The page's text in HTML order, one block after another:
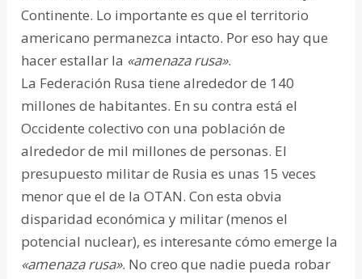
Continente. Lo importante es que el territorio
americano permanezca intacto. Por eso hay que
hacer estallar la «amenaza rusa».
La Federación Rusa tiene alrededor de 140
millones de habitantes. En su contra está el
Occidente colectivo con una población de
alrededor de mil millones de personas. El
presupuesto militar de Rusia es unas 15 veces
menor que el de la OTAN. Con esta obvia
disparidad económica y militar (menos el
potencial nuclear), es interesante cómo emerge la
«amenaza rusa». No creo que nadie pueda robar